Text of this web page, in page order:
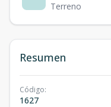
Terreno
Resumen
Código:
1627